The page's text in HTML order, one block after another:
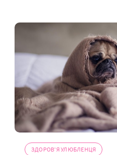
ЗДОРОВ'Я УЛЮБЛЕНЦЯ